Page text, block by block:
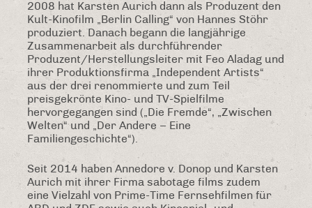
2008 hat Karsten Aurich dann als Produzent den
Kult-Kinofilm „Berlin Calling“ von Hannes Stöhr
produziert. Danach begann die langjährige
Zusammenarbeit als durchführender
Produzent/Herstellungsleiter mit Feo Aladag und
ihrer Produktionsfirma „Independent Artists“
aus der drei renommierte und zum Teil
preisgekrönte Kino- und TV-Spielfilme
hervorgegangen sind („Die Fremde“, „Zwischen
Welten“ und „Der Andere – Eine
Familiengeschichte“).
Seit 2014 haben Annedore v. Donop und Karsten
Aurich mit ihrer Firma sabotage films zudem
eine Vielzahl von Prime-Time Fernsehfilmen für